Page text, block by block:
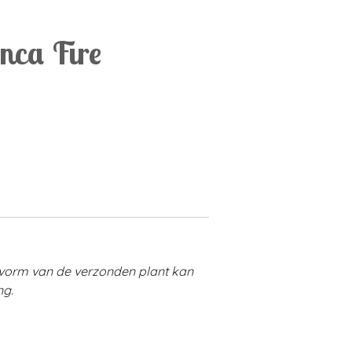
Fire
van de verzonden plant kan